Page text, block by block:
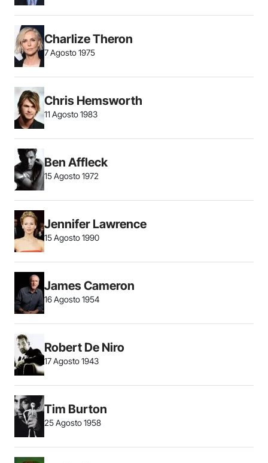
Charlize Theron
7 Agosto 1975
Chris Hemsworth
11 Agosto 1983
Ben Affleck
15 Agosto 1972
Jennifer Lawrence
15 Agosto 1990
James Cameron
16 Agosto 1954
Robert De Niro
17 Agosto 1943
Tim Burton
25 Agosto 1958